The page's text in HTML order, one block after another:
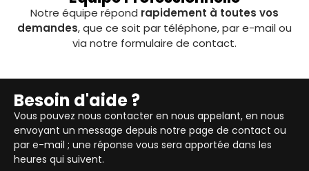
Notre équipe répond rapidement à toutes vos
demandes, que ce soit par téléphone, par e-mail ou
via notre formulaire de contact.
Besoin d'aide ?
Vous pouvez nous contacter en nous appelant, en nous
envoyant un message depuis notre page de contact ou
par e-mail ; une réponse vous sera apportée dans les
heures qui suivent.